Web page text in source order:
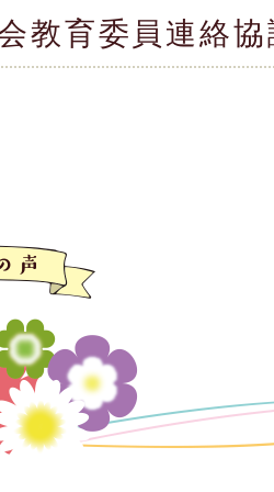
教育委員連絡